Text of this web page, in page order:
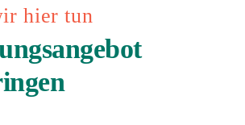
hier tun